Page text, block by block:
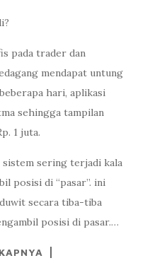
pada trader dan
mendapat untung
hari, aplikasi
sehingga tampilan
1 juta.
sistem sering terjadi kala
posisi di “pasar”. ini
secara tiba-tiba
posisi di pasar.…